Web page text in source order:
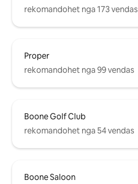
rekomandohet nga 173 vendas
Proper
rekomandohet nga 99 vendas
Boone Golf Club
rekomandohet nga 54 vendas
Boone Saloon